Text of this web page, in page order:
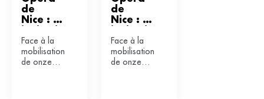
de
Nice :
n
polémiq
ue
Face à la
mobilisation
de onze
de
Nice :
n
polémiq
ue
Face à la
mobilisation
de onze